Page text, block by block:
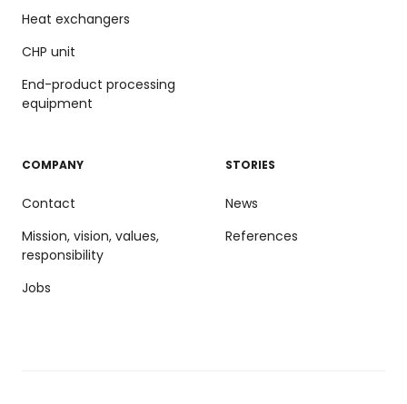
Heat exchangers
CHP unit
End-product processing
equipment
COMPANY
Contact
Mission, vision, values,
responsibility
Jobs
STORIES
News
References